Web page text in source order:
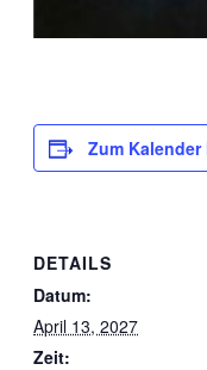
Zum
DETAILS
Datum:
April 13, 2027
Zeit: